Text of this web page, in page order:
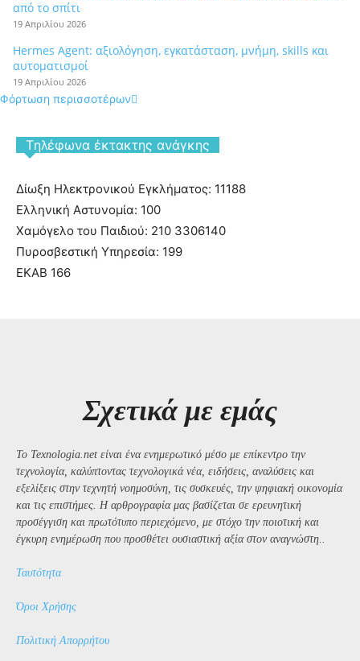
από το σπίτι
19 Απριλίου 2026
Hermes Agent: αξιολόγηση, εγκατάσταση, μνήμη, skills και
αυτοματισμοί
19 Απριλίου 2026
Φόρτωση περισσοτέρων
Tηλέφωνα έκτακτης ανάγκης
Δίωξη Ηλεκτρονικού Εγκλήματος: 11188
Ελληνική Αστυνομία: 100
Χαμόγελο του Παιδιού: 210 3306140
Πυροσβεστική Υπηρεσία: 199
ΕΚΑΒ 166
Σχετικά με εμάς
Το Texnologia.net είναι ένα ενημερωτικό μέσο με επίκεντρο την
τεχνολογία, καλύπτοντας τεχνολογικά νέα, ειδήσεις, αναλύσεις και
εξελίξεις στην τεχνητή νοημοσύνη, τις συσκευές, την ψηφιακή οικονομία
και τις επιστήμες. Η αρθρογραφία μας βασίζεται σε ερευνητική
προσέγγιση και πρωτότυπο περιεχόμενο, με στόχο την ποιοτική και
έγκυρη ενημέρωση που προσθέτει ουσιαστική αξία στον αναγνώστη..
Ταυτότητα
Όροι Χρήσης
Πολιτική Απορρήτου